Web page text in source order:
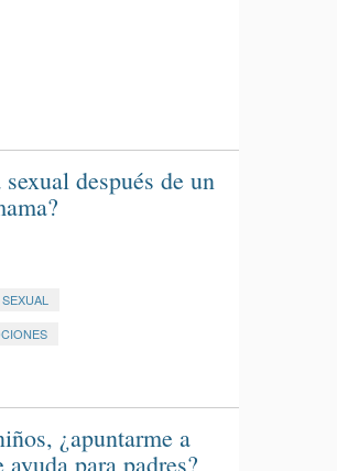
después de un
¿apuntarme a
para padres?